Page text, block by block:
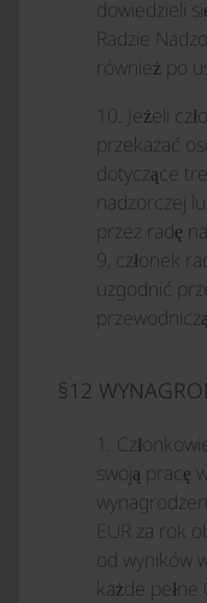
dowiedzieli
Radzie
również po
10. Jeżeli
przekazać
dotyczące
nadzorczej
przez radę
9, członek
uzgodnić
§12
1.
swoją pracę
EUR za rok
od wyników
każde pełne